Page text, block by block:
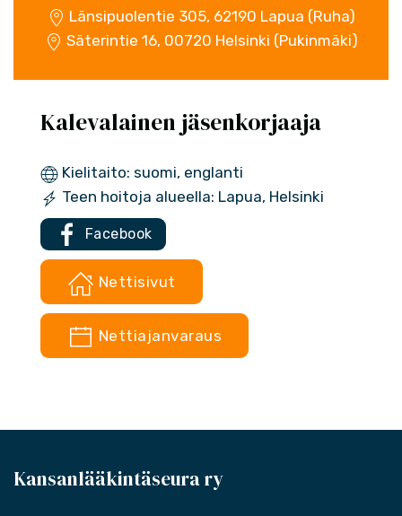
Länsipuolentie 305, 62190 Lapua (Ruha)
Säterintie 16, 00720 Helsinki (Pukinmäki)
Kalevalainen jäsenkorjaaja
Kielitaito: suomi, englanti
Teen hoitoja alueella: Lapua, Helsinki
Facebook
Nettisivut
Nettiajanvaraus
Kansanlääkintäseura ry